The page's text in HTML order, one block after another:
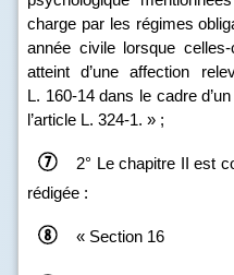
charge par les régimes
année civile lorsque
atteint d’une affection
L. 160‑14 dans le cadre
l’article L. 324‑1. » ;
2° Le chapitre II est
rédigée :
« Section 16